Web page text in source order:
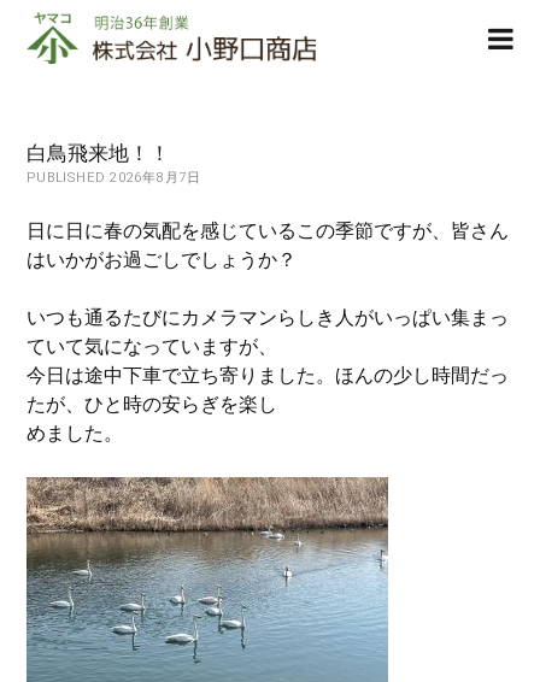
株
式
小
野
商
店
白鳥飛来地！！
PUBLISHED 2026年8月7日
日に日に春の気配を感じているこの季節ですが、皆さん
はいかがお過ごしでしょうか？
いつも通るたびにカメラマンらしき人がいっぱい集まっ
ていて気になっていますが、
今日は途中下車で立ち寄りました。ほんの少し時間だっ
たが、ひと時の安らぎを楽し
めました。